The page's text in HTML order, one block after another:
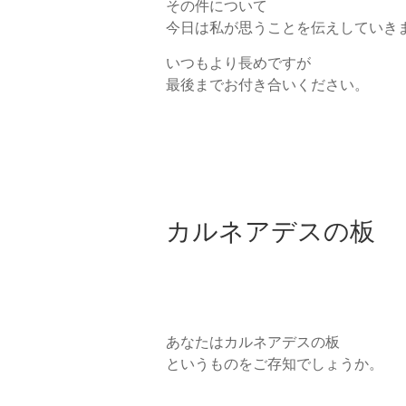
その件について
今日は私が思うことを伝えしていき
いつもより長めですが
最後までお付き合いください。
カルネアデスの板
あなたはカルネアデスの板
というものをご存知でしょうか。